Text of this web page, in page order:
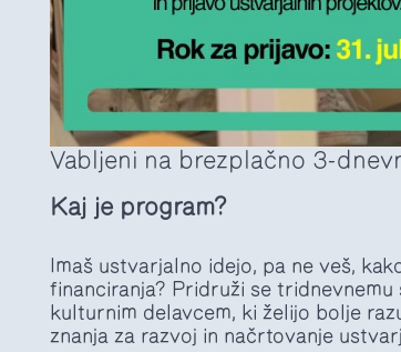
Vabljeni na brezplačno 3-
Kaj je program?
Imaš ustvarjalno idejo, pa ne veš,
financiranja? Pridruži se tridnevnemu
kulturnim delavcem, ki želijo bolje
znanja za razvoj in načrtovanje